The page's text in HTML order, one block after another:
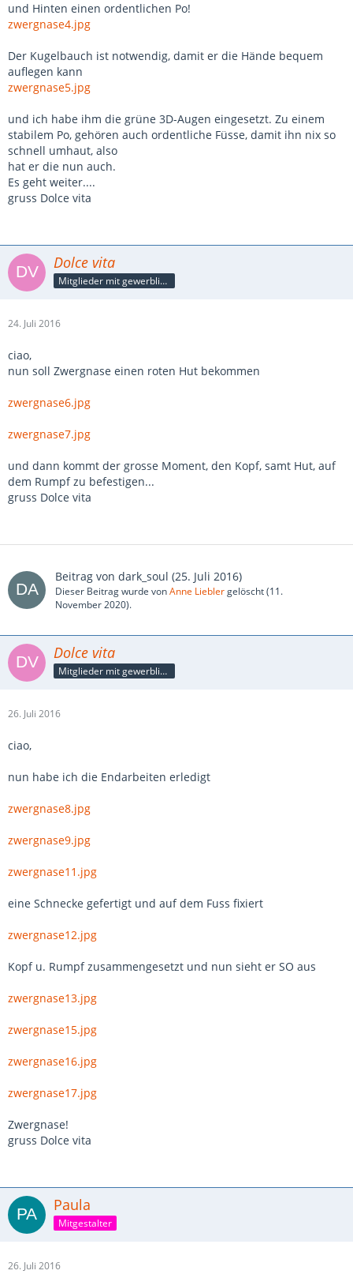
und Hinten einen ordentlichen Po!
zwergnase4.jpg
Der Kugelbauch ist notwendig, damit er die Hände bequem
auflegen kann
zwergnase5.jpg
und ich habe ihm die grüne 3D-Augen eingesetzt. Zu einem
stabilem Po, gehören auch ordentliche Füsse, damit ihn nix so
schnell umhaut, also
hat er die nun auch.
Es geht weiter....
gruss Dolce vita
Dolce vita
Mitglieder mit gewerblicher Verbindung, auch als Mitarbeiter/in
24. Juli 2016
ciao,
nun soll Zwergnase einen roten Hut bekommen
zwergnase6.jpg
zwergnase7.jpg
und dann kommt der grosse Moment, den Kopf, samt Hut, auf
dem Rumpf zu befestigen...
gruss Dolce vita
Beitrag von dark_soul (25. Juli 2016)
Dieser Beitrag wurde vonAnne Lieblergelöscht (11.
November 2020).
Dolce vita
Mitglieder mit gewerblicher Verbindung, auch als Mitarbeiter/in
26. Juli 2016
ciao,
nun habe ich die Endarbeiten erledigt
zwergnase8.jpg
zwergnase9.jpg
zwergnase11.jpg
eine Schnecke gefertigt und auf dem Fuss fixiert
zwergnase12.jpg
Kopf u. Rumpf zusammengesetzt und nun sieht er SO aus
zwergnase13.jpg
zwergnase15.jpg
zwergnase16.jpg
zwergnase17.jpg
Zwergnase!
gruss Dolce vita
Paula
Mitgestalter
26. Juli 2016